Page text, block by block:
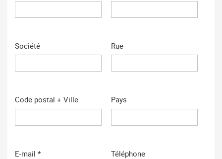
Société Rue
Code postal + Ville Pays
E-mail * Téléphone